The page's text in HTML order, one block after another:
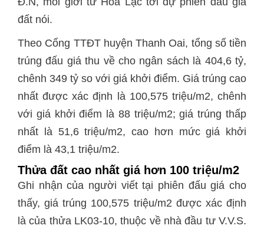
đất nói.
Theo Cổng TTĐT huyện Thanh Oai, tổng số tiền
trúng đấu giá thu về cho ngân sách là 404,6 tỷ,
chênh 349 tỷ so với giá khởi điểm. Giá trúng cao
nhất được xác định là 100,575 triệu/m2, chênh
với giá khởi điểm là 88 triệu/m2; giá trúng thấp
nhất là 51,6 triệu/m2, cao hơn mức giá khởi
điểm là 43,1 triệu/m2.
Thửa đất cao nhất giá hơn 100 triệu/m2
Ghi nhận của người viết tại phiên đấu giá cho
thấy, giá trúng 100,575 triệu/m2 được xác định
là của thửa LK03-10, thuộc về nhà đầu tư V.V.S.